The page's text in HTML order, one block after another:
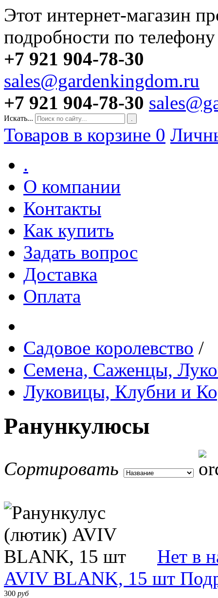
Этот интернет-магазин
подробности по телефону
+7 921 904-78-30
sales@gardenkingdom.ru
+7 921 904-78-30
Искать... .
Товаров в корзине 0
.
О компании
Контакты
Как купить
Задать вопрос
Доставка
Оплата
Садовое королевство /
Семена, Саженцы,
Луковицы, Клубни и
Ранункулюсы
Сортировать
Нет в
AVIV BLANK, 15 шт
300 руб